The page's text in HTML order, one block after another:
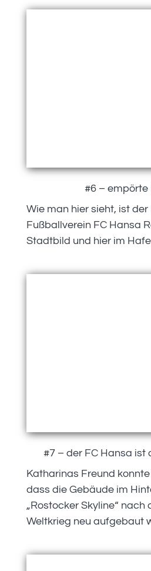
#6 – empörte
Wie man hier sieht, ist
Fußballverein FC Hansa
Stadtbild und hier im
#7 – der FC Hansa ist
Katharinas Freund
dass die Gebäude im
„Rostocker Skyline“ nach
Weltkrieg neu aufgebaut